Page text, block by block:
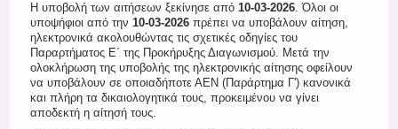
Η υποβολή των αιτήσεων ξεκίνησε από10-03-2026. Όλοι οι
υποψήφιοι από την10-03-2026 πρέπει να υποβάλουν αίτηση,
ηλεκτρονικά ακολουθώντας τις σχετικές οδηγίες του
Παραρτήματος Ε΄ της Προκήρυξης Διαγωνισμού. Μετά την
ολοκλήρωση της υποβολής της ηλεκτρονικής αίτησης οφείλουν
να υποβάλουν σε οποιαδήποτε ΑΕΝ (Παράρτημα Γ') κανονικά
και πλήρη τα δικαιολογητικά τους, προκειμένου να γίνει
αποδεκτή η αίτησή τους.